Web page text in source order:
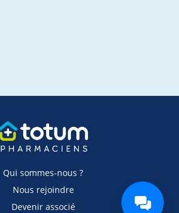
Qui sommes-nous ?
Nous rejoindre
Devenir associé